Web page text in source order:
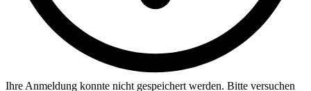
Ihre Anmeldung konnte nicht gespeichert werden. Bitte versuchen